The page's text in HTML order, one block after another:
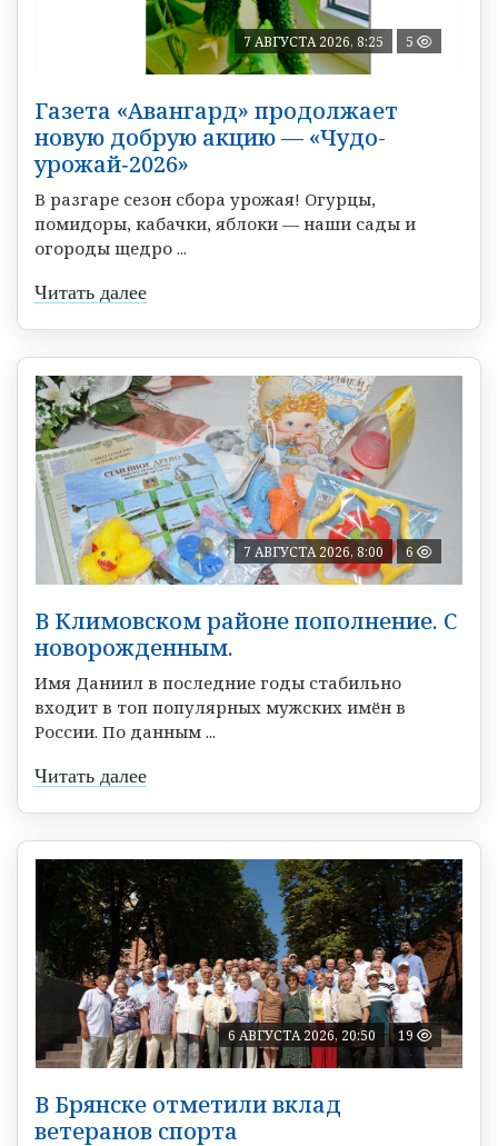
7 АВГУСТА 2026, 8:25 5
Газета «Авангард» продолжает
новую добрую акцию — «Чудо-
урожай‑2026»
В разгаре сезон сбора урожая! Огурцы,
помидоры, кабачки, яблоки — наши сады и
огороды щедро ...
Читать далее
7 АВГУСТА 2026, 8:00 6
В Климовском районе пополнение. С
новорожденным.
Имя Даниил в последние годы стабильно
входит в топ популярных мужских имён в
России. По данным ...
Читать далее
6 АВГУСТА 2026, 20:50 19
В Брянске отметили вклад
ветеранов спорта